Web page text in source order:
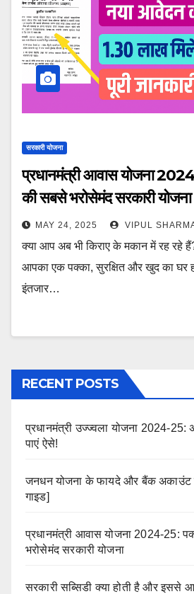
सरकारी योजना
प्रधानमंत्री आवास योजना
की सबसे भरोसेमंद सरकारी योजना
MAY 24, 2025 VIPUL
क्या आप अब भी किराए के मकान में रह रहे
आपका एक पक्का, सुरक्षित और खुद का घर
इंतजार…
RECENT POSTS
प्रधानमंत्री उज्ज्वला योजना 2024-
पाएं ऐसे!
जनधन योजना के फायदे और बैंक
गाइड]
प्रधानमंत्री आवास योजना 2024-25:
भरोसेमंद सरकारी योजना
सरकारी सब्सिडी क्या होती है और इससे